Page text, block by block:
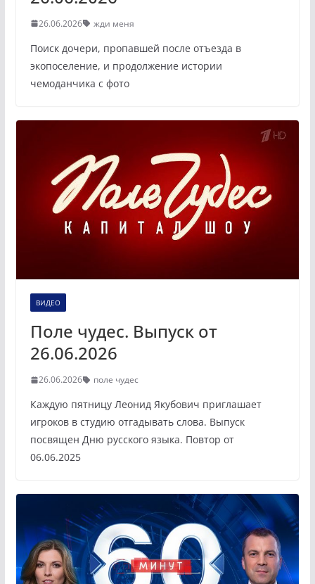
26.06.2026 жди меня
Поиск дочери, пропавшей после отъезда в
экопоселение, и продолжение истории
чемоданчика с фото
ВИДЕО
Поле чудес. Выпуск от
26.06.2026
26.06.2026 поле чудес
Каждую пятницу Леонид Якубович приглашает
игроков в студию отгадывать слова. Выпуск
посвящен Дню русского языка. Повтор от
06.06.2025